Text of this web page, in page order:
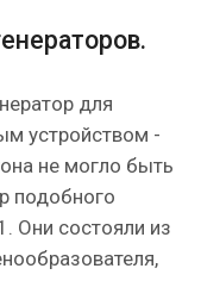
для
устройством -
не могло быть
подобного
Они состояли из